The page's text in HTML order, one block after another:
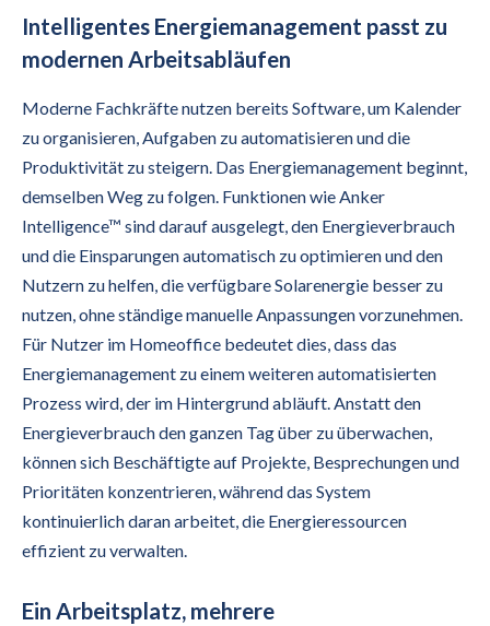
Intelligentes Energiemanagement passt zu
modernen Arbeitsabläufen
Moderne Fachkräfte nutzen bereits Software, um Kalender
zu organisieren, Aufgaben zu automatisieren und die
Produktivität zu steigern. Das Energiemanagement beginnt,
demselben Weg zu folgen. Funktionen wie Anker
Intelligence™ sind darauf ausgelegt, den Energieverbrauch
und die Einsparungen automatisch zu optimieren und den
Nutzern zu helfen, die verfügbare Solarenergie besser zu
nutzen, ohne ständige manuelle Anpassungen vorzunehmen.
Für Nutzer im Homeoffice bedeutet dies, dass das
Energiemanagement zu einem weiteren automatisierten
Prozess wird, der im Hintergrund abläuft. Anstatt den
Energieverbrauch den ganzen Tag über zu überwachen,
können sich Beschäftigte auf Projekte, Besprechungen und
Prioritäten konzentrieren, während das System
kontinuierlich daran arbeitet, die Energieressourcen
effizient zu verwalten.
Ein Arbeitsplatz, mehrere